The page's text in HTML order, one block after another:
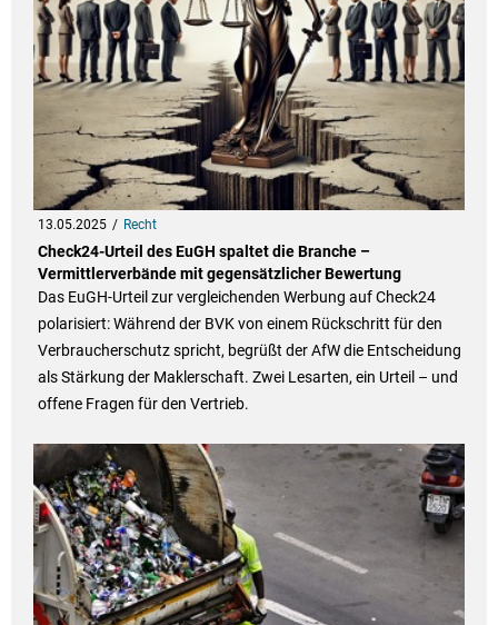
13.05.2025 Recht
Check24-Urteil des EuGH spaltet die Branche –
Vermittlerverbände mit gegensätzlicher Bewertung
Das EuGH-Urteil zur vergleichenden Werbung auf Check24
polarisiert: Während der BVK von einem Rückschritt für den
Verbraucherschutz spricht, begrüßt der AfW die Entscheidung
als Stärkung der Maklerschaft. Zwei Lesarten, ein Urteil – und
offene Fragen für den Vertrieb.